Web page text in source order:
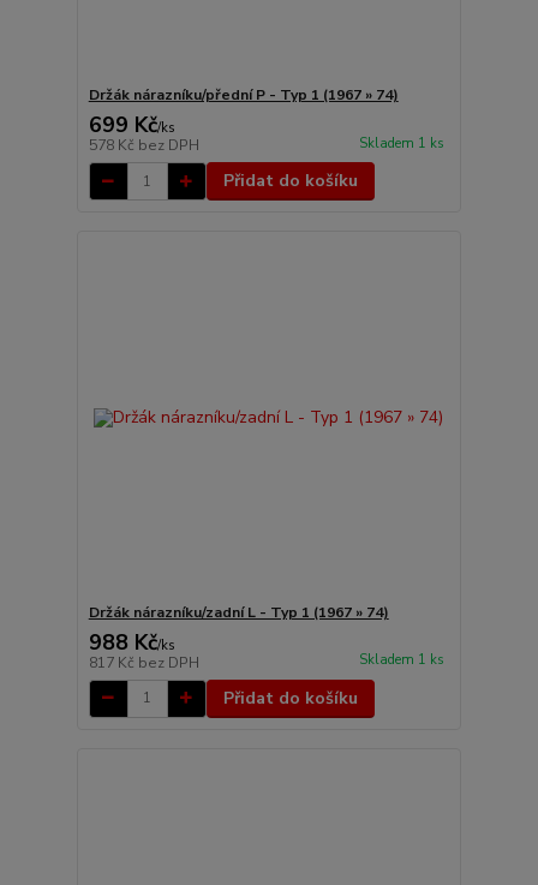
Držák nárazníku/přední P - Typ 1 (1967 » 74)
699 Kč/ks
578 Kč bez DPH Skladem 1 ks
Přidat do košíku
Držák nárazníku/zadní L - Typ 1 (1967 » 74)
988 Kč/ks
817 Kč bez DPH Skladem 1 ks
Přidat do košíku